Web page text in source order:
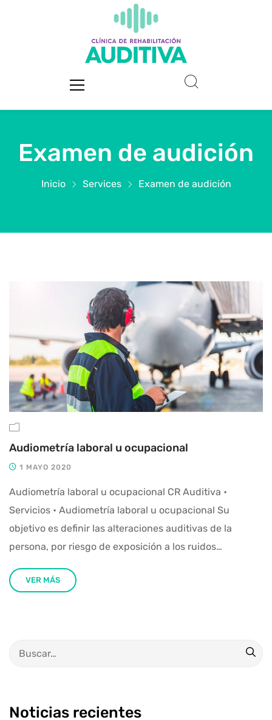
Examen de audición
Inicio Services Examen de audición
Audiometría laboral u ocupacional
1 MAYO 2020
Audiometría laboral u ocupacional CR Auditiva •
Servicios • Audiometría laboral u ocupacional Su
objetivo es definir las alteraciones auditivas de la
persona, por riesgo de exposición a los ruidos…
VER MÁS
Noticias recientes